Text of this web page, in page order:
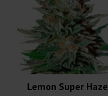
Lemon Super Haze